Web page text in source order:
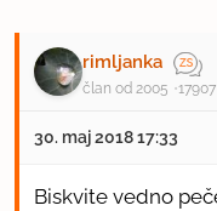
rimljanka
član od 2005
30. maj 2018 17:33
Biskvite vedno